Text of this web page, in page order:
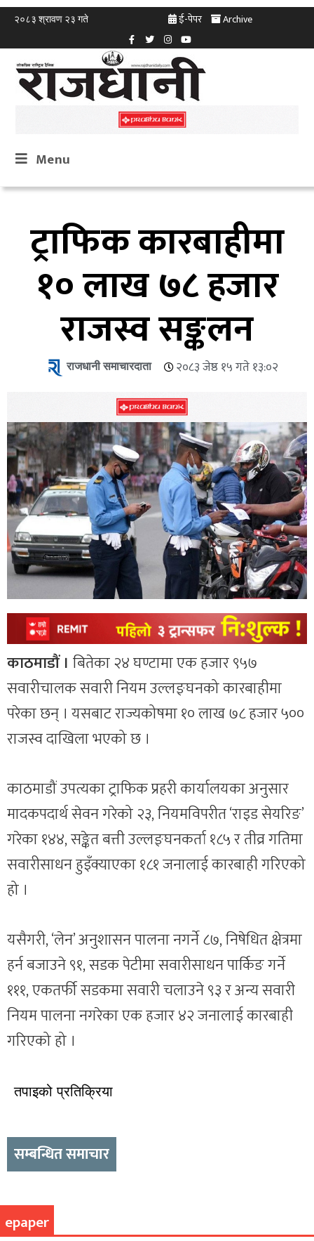
२०८३ श्रावण २३ गते ई-पेपर Archive
Menu
ट्राफिक कारबाहीमा
१० लाख ७८ हजार
राजस्व सङ्कलन
राजधानी समाचारदाता २०८३ जेष्ठ १५ गते १३:०२
काठमाडौं । बितेका २४ घण्टामा एक हजार ९५७
सवारीचालक सवारी नियम उल्लङ्घनको कारबाहीमा
परेका छन् । यसबाट राज्यकोषमा १० लाख ७८ हजार ५००
राजस्व दाखिला भएको छ ।
काठमाडौं उपत्यका ट्राफिक प्रहरी कार्यालयका अनुसार
मादकपदार्थ सेवन गरेको २३, नियमविपरीत ‘राइड सेयरिङ’
गरेका १४४, सङ्केत बत्ती उल्लङ्घनकर्ता १८५ र तीव्र गतिमा
सवारीसाधन हुइँक्याएका १८१ जनालाई कारबाही गरिएको
हो ।
यसैगरी, ‘लेन’ अनुशासन पालना नगर्ने ८७, निषेधित क्षेत्रमा
हर्न बजाउने ९१, सडक पेटीमा सवारीसाधन पार्किङ गर्ने
१११, एकतर्फी सडकमा सवारी चलाउने ९३ र अन्य सवारी
नियम पालना नगरेका एक हजार ४२ जनालाई कारबाही
गरिएको हो ।
तपाइको प्रतिक्रिया
सम्बन्धित समाचार
epaper